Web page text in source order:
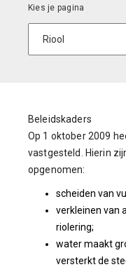
Beleidskaders
Op 1 oktober 2009
vastgesteld. Hierin
opgenomen:
scheiden van
verkleinen van
riolering;
water maakt
versterkt de